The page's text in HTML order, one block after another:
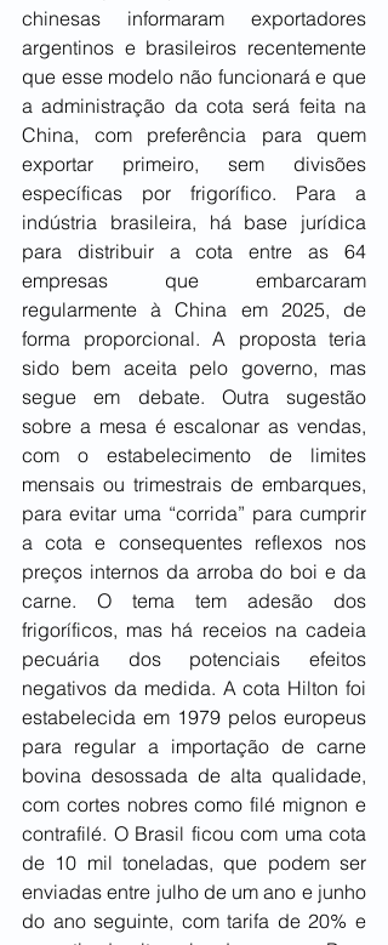
chinesas informaram exportadores
argentinos e brasileiros recentemente
que esse modelo não funcionará e que
a administração da cota será feita na
China, com preferência para quem
exportar primeiro, sem divisões
específicas por frigorífico. Para a
indústria brasileira, há base jurídica
para distribuir a cota entre as 64
empresas que embarcaram
regularmente à China em 2025, de
forma proporcional. A proposta teria
sido bem aceita pelo governo, mas
segue em debate. Outra sugestão
sobre a mesa é escalonar as vendas,
com o estabelecimento de limites
mensais ou trimestrais de embarques,
para evitar uma “corrida” para cumprir
a cota e consequentes reflexos nos
preços internos da arroba do boi e da
carne. O tema tem adesão dos
frigoríficos, mas há receios na cadeia
pecuária dos potenciais efeitos
negativos da medida. A cota Hilton foi
estabelecida em 1979 pelos europeus
para regular a importação de carne
bovina desossada de alta qualidade,
com cortes nobres como filé mignon e
contrafilé. O Brasil ficou com uma cota
de 10 mil toneladas, que podem ser
enviadas entre julho de um ano e junho
do ano seguinte, com tarifa de 20% e